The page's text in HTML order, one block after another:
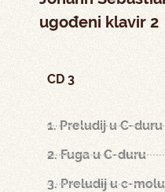
ugođeni klavir 2
CD 3
1. Preludij u C-duru
2. Fuga u C-duru
3. Preludij u c-molu